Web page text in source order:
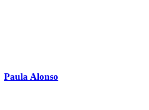
Paula Alonso